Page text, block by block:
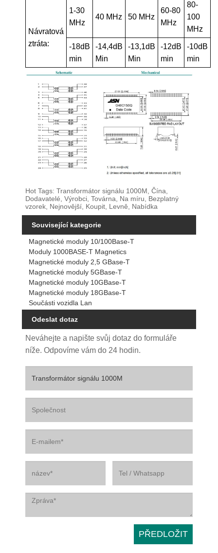
Návratová
ztráta:
1-30
MHz
40 MHz 50 MHz
60-80
MHz
80-
100
MHz
-18dB
min
-14,4dB
Min
-13,1dB
Min
-12dB
min
-10dB
min
Hot Tags: Transformátor signálu 1000M, Čína,
Dodavatelé, Výrobci, Továrna, Na míru, Bezplatný
vzorek, Nejnovější, Koupit, Levně, Nabídka
Související kategorie
Magnetické moduly 10/100Base-T
Moduly 1000BASE-T Magnetics
Magnetické moduly 2,5 GBase-T
Magnetické moduly 5GBase-T
Magnetické moduly 10GBase-T
Magnetické moduly 18GBase-T
Součásti vozidla Lan
Odeslat dotaz
Neváhejte a napište svůj dotaz do formuláře
níže. Odpovíme vám do 24 hodin.